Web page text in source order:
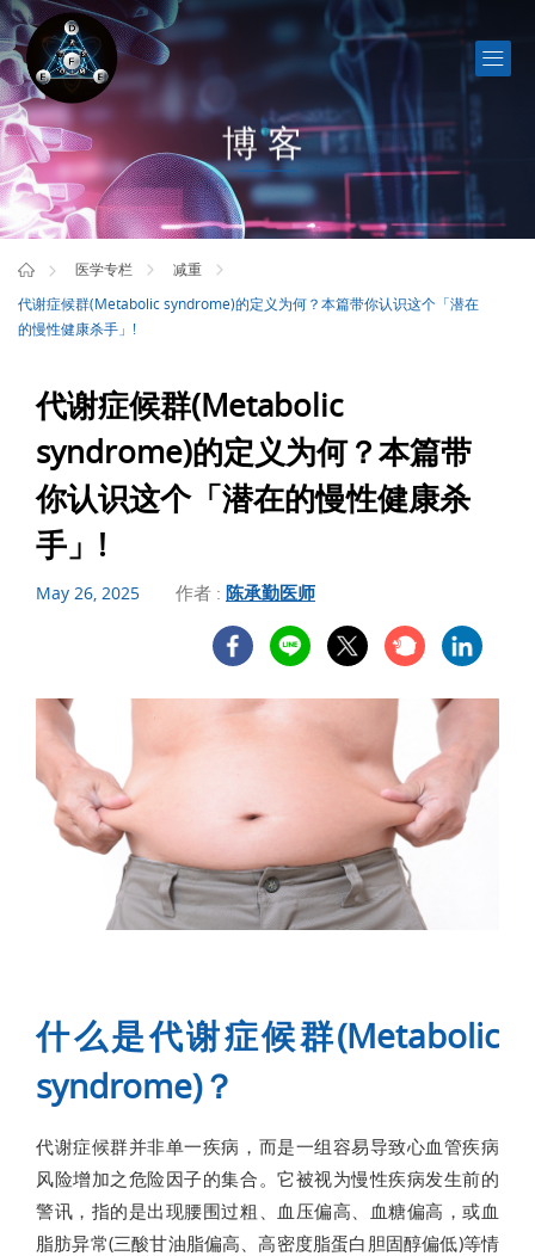
博客
医学专栏
减重
代谢症候群(Metabolic syndrome)的定义为何？本篇带你认识这个「潜在
的慢性健康杀手」!
代谢症候群(Metabolic
syndrome)的定义为何？本篇带
你认识这个「潜在的慢性健康杀
手」!
May 26, 2025 作者 : 陈承勤医师
什么是代谢症候群(Metabolic
syndrome)？
代谢症候群并非单一疾病，而是一组容易导致心血管疾病
风险增加之危险因子的集合。它被视为慢性疾病发生前的
警讯，指的是出现腰围过粗、血压偏高、血糖偏高，或血
脂肪异常(三酸甘油脂偏高、高密度脂蛋白胆固醇偏低)等情